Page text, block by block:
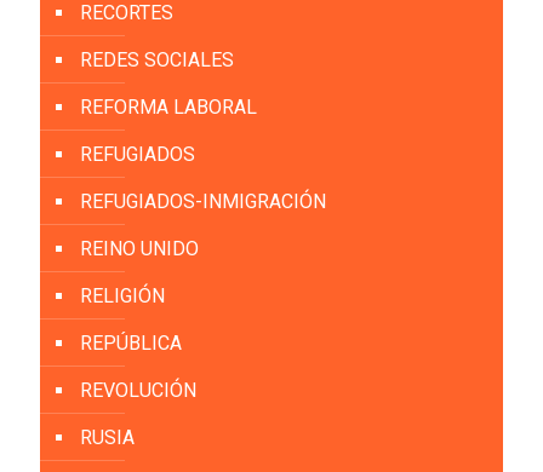
RECORTES
REDES SOCIALES
REFORMA LABORAL
REFUGIADOS
REFUGIADOS-INMIGRACIÓN
REINO UNIDO
RELIGIÓN
REPÚBLICA
REVOLUCIÓN
RUSIA